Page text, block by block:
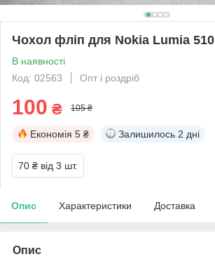
Чохол фліп для Nokia Lumia 510
В наявності
Код: 02563
Опт і роздріб
100 ₴ 105 ₴
Економія 5 ₴ Залишилось 2 дні
70 ₴ від 3 шт.
Опис Характеристики Доставка
Опис